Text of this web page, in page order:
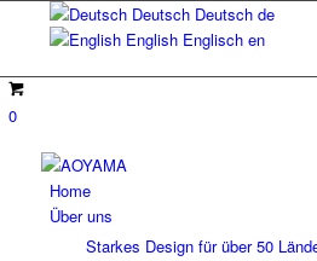
Deutsch Deutsch de
English Englisch en
0
Home
Über uns
Starkes Design für über 50